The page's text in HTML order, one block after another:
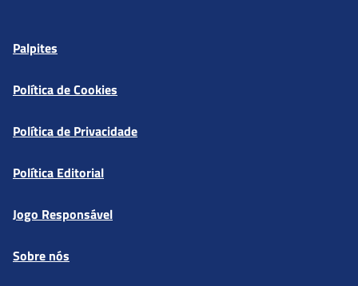
Palpites
Política de Cookies
Política de Privacidade
Política Editorial
Jogo Responsável
Sobre nós